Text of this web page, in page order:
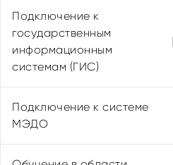
Подключение к
государственным
информационным
системам (ГИС)
Образование Тульской области
Подключение к АИСТ ГБД
Подключение к системе
МЭДО